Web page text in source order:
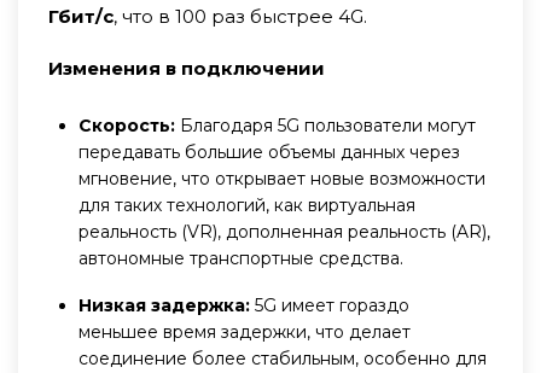
Гбит/с, что в 100 раз быстрее 4G.
Изменения в подключении
Скорость: Благодаря 5G пользователи могут
передавать большие объемы данных через
мгновение, что открывает новые возможности
для таких технологий, как виртуальная
реальность (VR), дополненная реальность (AR),
автономные транспортные средства.
Низкая задержка: 5G имеет гораздо
меньшее время задержки, что делает
соединение более стабильным, особенно для